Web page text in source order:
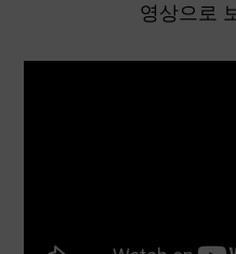
영상으로